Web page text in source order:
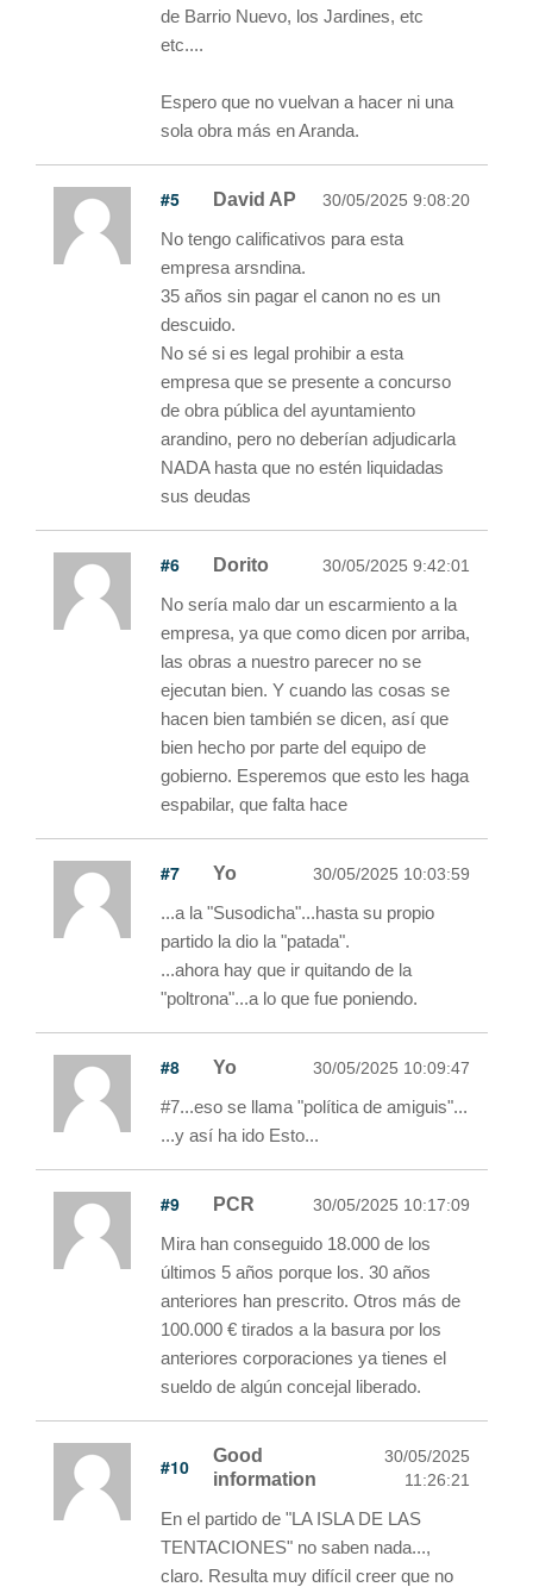
de Barrio Nuevo, los Jardines, etc
etc....
Espero que no vuelvan a hacer ni una
sola obra más en Aranda.
#5 David AP 30/05/2025 9:08:20
No tengo calificativos para esta
empresa arsndina.
35 años sin pagar el canon no es un
descuido.
No sé si es legal prohibir a esta
empresa que se presente a concurso
de obra pública del ayuntamiento
arandino, pero no deberían adjudicarla
NADA hasta que no estén liquidadas
sus deudas
#6 Dorito 30/05/2025 9:42:01
No sería malo dar un escarmiento a la
empresa, ya que como dicen por arriba,
las obras a nuestro parecer no se
ejecutan bien. Y cuando las cosas se
hacen bien también se dicen, así que
bien hecho por parte del equipo de
gobierno. Esperemos que esto les haga
espabilar, que falta hace
#7 Yo 30/05/2025 10:03:59
...a la "Susodicha"...hasta su propio
partido la dio la "patada".
...ahora hay que ir quitando de la
"poltrona"...a lo que fue poniendo.
#8 Yo 30/05/2025 10:09:47
#7...eso se llama "política de amiguis"...
...y así ha ido Esto...
#9 PCR 30/05/2025 10:17:09
Mira han conseguido 18.000 de los
últimos 5 años porque los. 30 años
anteriores han prescrito. Otros más de
100.000 € tirados a la basura por los
anteriores corporaciones ya tienes el
sueldo de algún concejal liberado.
#10
Good
information
30/05/2025
11:26:21
En el partido de "LA ISLA DE LAS
TENTACIONES" no saben nada...,
claro. Resulta muy difícil creer que no